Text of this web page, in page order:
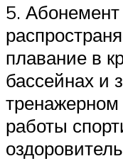
5.
плавание в
бассейнах и
тренажерном
работы